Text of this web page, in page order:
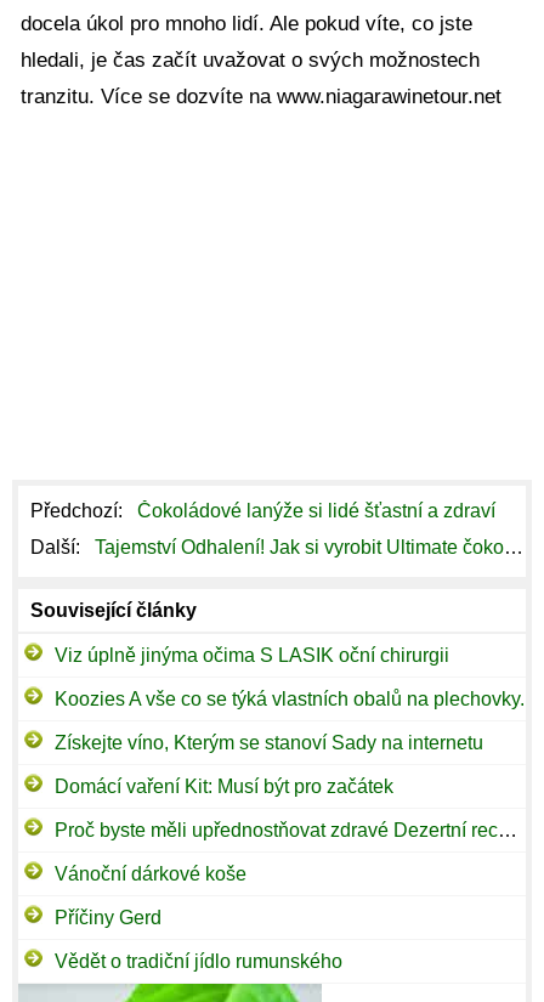
docela úkol pro mnoho lidí. Ale pokud víte, co jste
hledali, je čas začít uvažovat o svých možnostech
tranzitu. Více se dozvíte na www.niagarawinetour.net
Předchozí:
Čokoládové lanýže si lidé šťastní a zdraví
Další:
Tajemství Odhalení! Jak si vyrobit Ultimate čokoládový pudink.
Související články
Viz úplně jinýma očima S LASIK oční chirurgii
Koozies A vše co se týká vlastních obalů na plechovky.
Získejte víno, Kterým se stanoví Sady na internetu
Domácí vaření Kit: Musí být pro začátek
Proč byste měli upřednostňovat zdravé Dezertní recepty
Vánoční dárkové koše
Příčiny Gerd
Vědět o tradiční jídlo rumunského